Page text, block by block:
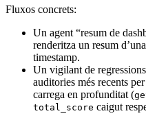
Fluxos concrets:
Un agent “resum de
renderitza un resum
timestamp.
Un vigilant de
auditories més recents
carrega en profunditat (
total_score caigut